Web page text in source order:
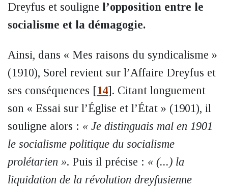
Dreyfus et souligne l’opposition entre le
socialisme et la démagogie.
Ainsi, dans « Mes raisons du syndicalisme »
(1910), Sorel revient sur l’Affaire Dreyfus et
ses conséquences [14]. Citant longuement
son « Essai sur l’Église et l’État » (1901), il
souligne alors : « Je distinguais mal en 1901
le socialisme politique du socialisme
prolétarien ». Puis il précise : « (...) la
liquidation de la révolution dreyfusienne